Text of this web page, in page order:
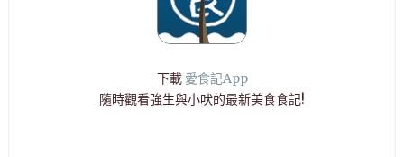
下載 愛食記App
隨時觀看強生與小吠的最新美食食記!